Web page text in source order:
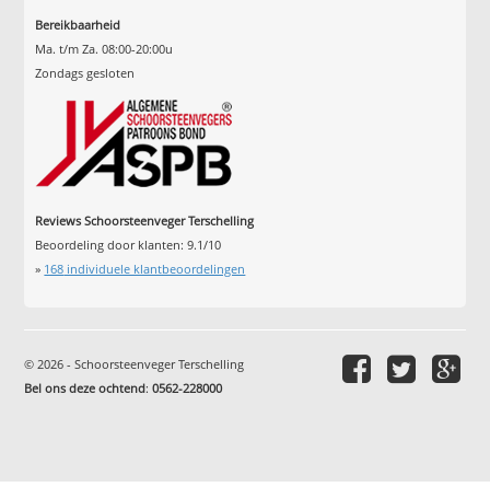
Bereikbaarheid
Ma. t/m Za. 08:00-20:00u
Zondags gesloten
Reviews Schoorsteenveger Terschelling
Beoordeling door klanten:9.1/10
» 168 individuele klantbeoordelingen
© 2026 - Schoorsteenveger Terschelling
Bel ons deze ochtend:0562-228000